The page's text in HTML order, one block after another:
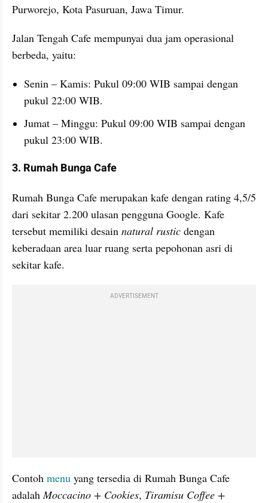
Purworejo, Kota Pasuruan, Jawa Timur.
Jalan Tengah Cafe mempunyai dua jam operasional
berbeda, yaitu:
Senin – Kamis: Pukul 09:00 WIB sampai dengan
pukul 22:00 WIB.
Jumat – Minggu: Pukul 09:00 WIB sampai dengan
pukul 23:00 WIB.
3. Rumah Bunga Cafe
Rumah Bunga Cafe merupakan kafe dengan rating 4,5/5
dari sekitar 2.200 ulasan pengguna Google. Kafe
tersebut memiliki desain natural rustic dengan
keberadaan area luar ruang serta pepohonan asri di
sekitar kafe.
ADVERTISEMENT
Contoh menu yang tersedia di Rumah Bunga Cafe
adalah Moccacino + Cookies, Tiramisu Coffee +